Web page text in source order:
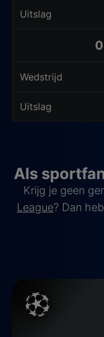
Uitslag
Wedstrijd
Uitslag
Als
Krijg je geen
League? Dan